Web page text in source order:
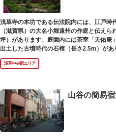
浅草寺の本坊である伝法院内には、江戸時
（滋賀県）の大名小堀遠州の作庭と伝え
坪）があります。庭園内には茶室「天佑庵
出土した古墳時代の石棺（長さ2.5m）が
が、不定期で特別公開されることがあります
浅草中央部エリア
山谷の簡易